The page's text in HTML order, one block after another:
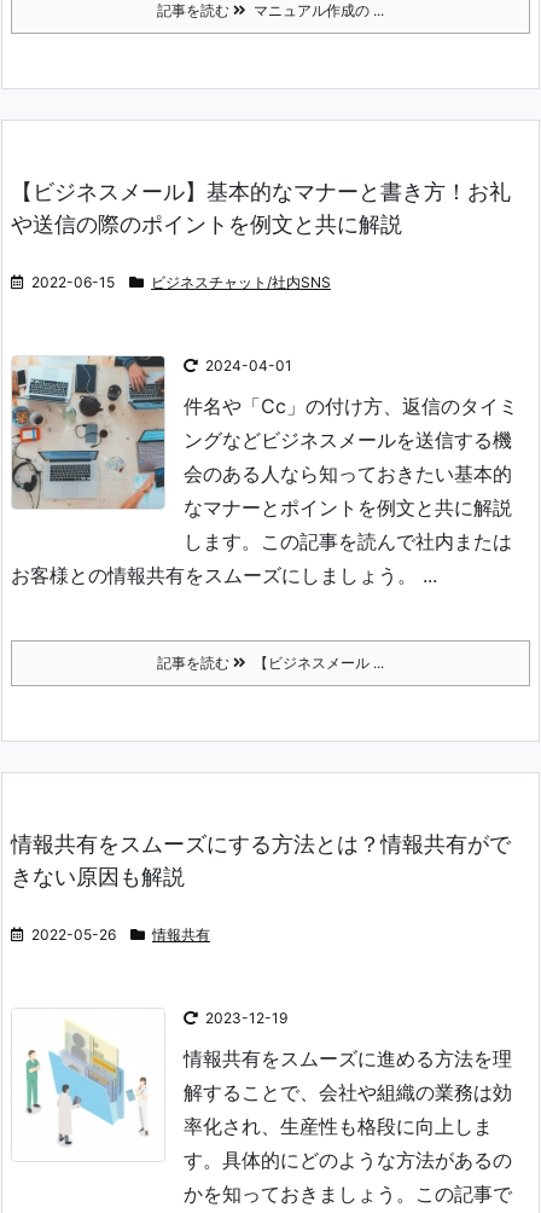
記事を読む マニュアル作成の ...
【ビジネスメール】基本的なマナーと書き方！お礼
や送信の際のポイントを例文と共に解説
2022-06-15 ビジネスチャット/社内SNS
2024-04-01
件名や「Cc」の付け方、返信のタイミ
ングなどビジネスメールを送信する機
会のある人なら知っておきたい基本的
なマナーとポイントを例文と共に解説
します。この記事を読んで社内または
お客様との情報共有をスムーズにしましょう。 ...
記事を読む 【ビジネスメール ...
情報共有をスムーズにする方法とは？情報共有がで
きない原因も解説
2022-05-26 情報共有
2023-12-19
情報共有をスムーズに進める方法を理
解することで、会社や組織の業務は効
率化され、生産性も格段に向上しま
す。 具体的にどのような方法があるの
かを知っておきましょう。 この記事で